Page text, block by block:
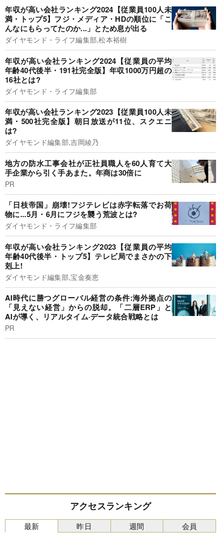
年収が高い会社ランキング2024【従業員100人未
満・トップ5】フジ・メディア・HDの順位に「こ
んなにもらってたのか...」とため息が出る
ダイヤモンド・ライフ編集部,松本裕樹
年収が高い会社ランキング2024【従業員の平均
年齢40代後半・191社完全版】年収1000万円超の
16社とは?
ダイヤモンド・ライフ編集部
年収が高い会社ランキング2023【従業員100人未
満・500社完全版】朝日放送が11位、スクエニ
は?
ダイヤモンド編集部,吉岡綾乃
地方の防水工事会社が正社員職人を60人育て大
手企業から引く手あまた。年商は30倍に
PR
「日枝帝国」崩壊!フジテレビは赤字転落でお荷
物に...5月・6月にフジを襲う荒波とは?
ダイヤモンド・ライフ編集部
年収が高い会社ランキング2023【従業員の平均
年齢40代後半・トップ5】テレビ局でまさかの下
剋上!
ダイヤモンド編集部,宝金奏恵
AI時代に勝つグローバル経営の条件:海外拠点の
「見えない経営」からの脱却。「二層ERP」と
AIが導く、リアルタイム·データ統合戦略とは
PR
アクセスランキング
最新 昨日 週間 会員